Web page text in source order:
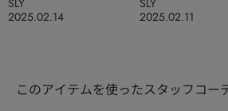
2025.02.14
SLY
2025.02.11
SLY
このアイテムを使ったスタッフコー